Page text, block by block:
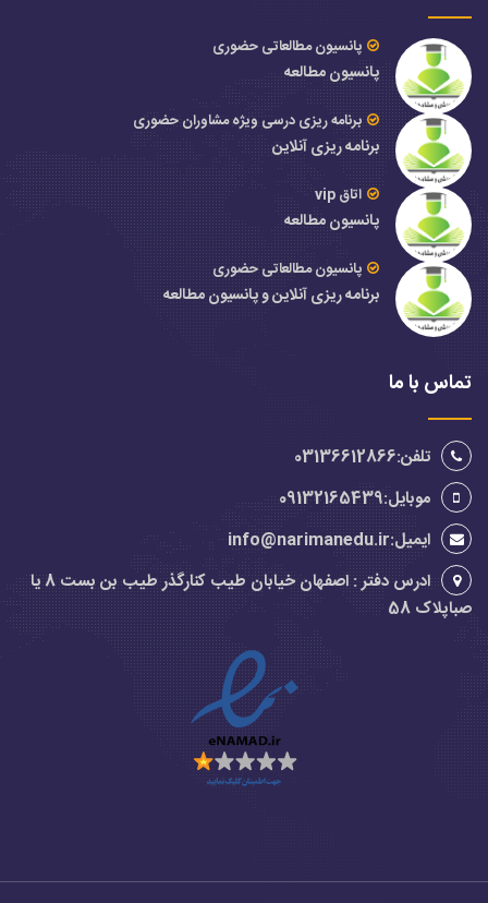
پانسیون مطالعاتی حضوری
پانسیون مطالعه
برنامه ریزی درسی ویژه مشاوران حضوری
برنامه ریزی آنلاین
اتاق vip
پانسیون مطالعه
پانسیون مطالعاتی حضوری
برنامه ریزی آنلاین و پانسیون مطالعه
تماس با ما
تلفن:03136612866
موبایل:09132165439
ایمیل:info@narimanedu.ir
ادرس دفتر : اصفهان خیابان طیب کنارگذر طیب بن بست 8 یا
صباپلاک 58